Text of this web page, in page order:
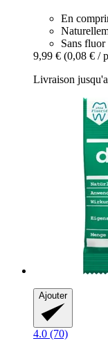
En
Sans fluor
9,99 € (0,08 € /
Livraison
Ajouter
4.0 (70)